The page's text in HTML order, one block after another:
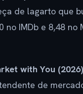
de lagarto que
no IMDb e 8,48
with You (2026)
de